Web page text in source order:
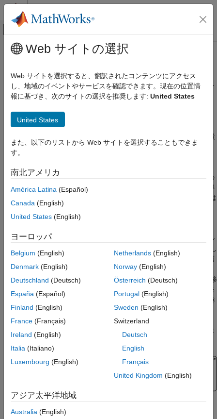
コンテンツへスキップ
オフキャンバス ナビゲーション メ
ドキュメンテーションのホーム
カテゴリ
Curve Fitting Toolbox
Deep Learning Toolbox
Deep Learning Toolbox 入門
用途
Simulink を使用した深層学習
の前処理
深層ニューラル ネットワークのインポー
トと構築
深層ニューラル ネットワークの学習
検証
クの展開
Text Analytics Toolbox
メインコンテンツ
Deep Learning Toolbox
深層学習ネットワークの設計、学習、解析、およびシミュレーシ
ョン
PDF 版ドキュメンテーション
Deep Learning Toolbox™ は、深層ニューラル ネットワークを設
計、実装、およびシミュレーションするための関数、アプリ、
Simulink
込みニューラル ネットワーク (CNN) やトランスフォーマーな
ど、さまざまな種類のネットワークを作成および使用するための
フレームワークを提供します。ネットワーク予測を可視化して解
釈し、ネットワーク プロパティを検証し、量子化、投影、または
枝刈りを使用してネットワークを圧縮できます。
ワークを対話的に設計、編集、解析したり、事前学習済みモデル
をインポートしたり、ネットワークを Simulink にエクスポートし
たりできます。このツールボックスを使用することで、他の深層
学習フレームワークと相互運用できます。PyTorch
TensorFlow™、ONNX™ のモデルをインポートして、推論、転移
学習、シミュレーション、および展開を行うことができます。モ
デルを TensorFlow および ONNX にエクスポートすることもでき
ます。
コード、およ
び HDL コードを自動的に生成できます。
Deep Learning Toolbox 入門
Web サイトの選択
Web サイトを選択すると、翻訳されたコンテンツにアクセス
し、地域のイベントやサービスを確認できます。現在の位置情
報に基づき、次のサイトの選択を推奨します: United States
United States
また、以下のリストから Web サイトを選択することもできま
す。
南北アメリカ
América Latina (Español)
Canada (English)
United States (English)
ヨーロッパ
Belgium (English)
Denmark (English)
Deutschland (Deutsch)
España (Español)
Finland (English)
France (Français)
Ireland (English)
Italia (Italiano)
Luxembourg (English)
Netherlands(English)
Norway(English)
Österreich (Deutsch)
Portugal(English)
Sweden (English)
Switzerland
Deutsch
English
Français
United Kingdom (English)
アジア太平洋地域
Australia (English)